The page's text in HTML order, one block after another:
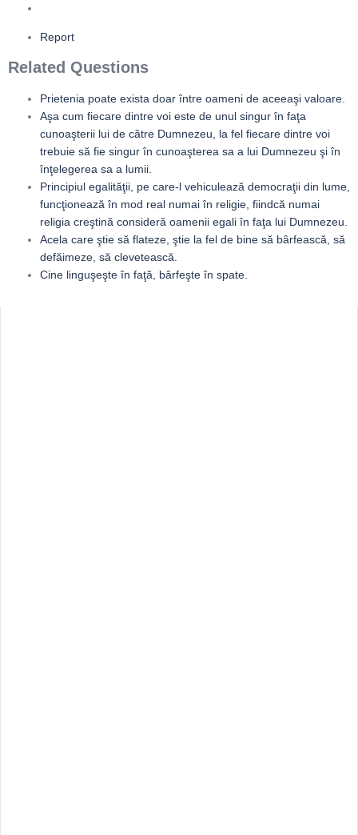
Report
Related Questions
Prietenia poate exista doar între oameni de aceeaşi valoare.
Aşa cum fiecare dintre voi este de unul singur în faţa
cunoaşterii lui de către Dumnezeu, la fel fiecare dintre voi
trebuie să fie singur în cunoaşterea sa a lui Dumnezeu şi în
înţelegerea sa a lumii.
Principiul egalităţii, pe care-l vehiculează democraţii din lume,
funcţionează în mod real numai în religie, fiindcă numai
religia creştină consideră oamenii egali în faţa lui Dumnezeu.
Acela care ştie să flateze, ştie la fel de bine să bârfească, să
defăimeze, să clevetească.
Cine linguşeşte în faţă, bârfeşte în spate.